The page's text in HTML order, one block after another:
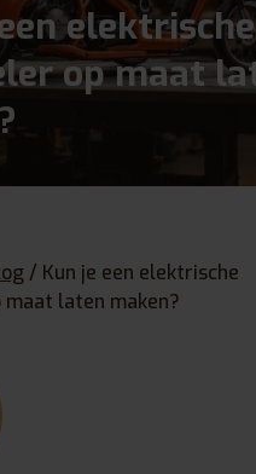
elektrische
op maat
/ Kun je een elektrische
laten maken?